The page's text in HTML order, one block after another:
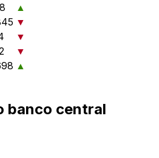
▲
▼
▼
▼
▲
banco central